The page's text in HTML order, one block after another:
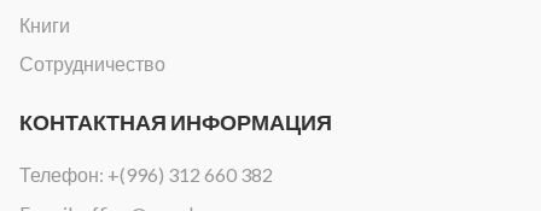
Книги
Сотрудничество
КОНТАКТНАЯ ИНФОРМАЦИЯ
Телефон: +(996) 312 660 382